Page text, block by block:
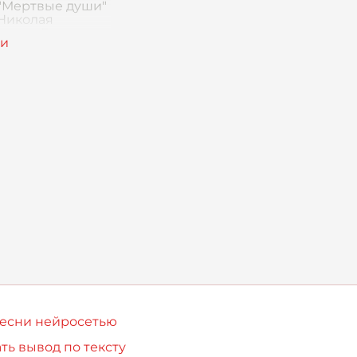
души"
души"
нейросетью
вывод по тексту